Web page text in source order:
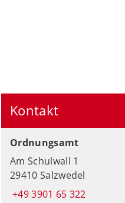
Kontakt
Ordnungsamt
Am Schulwall 1
29410 Salzwedel
+49 3901 65 322